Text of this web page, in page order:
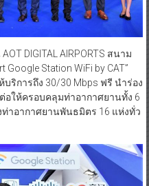
DIGITAL AIRPORTS สนาม
Station WiFi by CAT”
บริการถึง 30/30 Mbps ฟรี นำร่อง
อให้ครอบคลุมท่าอากาศยานทั้ง 6
าอากาศยานพันธมิตร 16 แห่งทั่ว